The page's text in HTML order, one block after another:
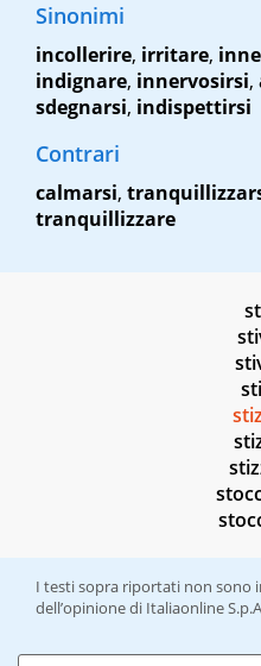
Sinonimi
incollerire, irritare,
indignare, innervosirsi,
sdegnarsi, indispettirsi
Contrari
calmarsi,
tranquillizzare
I testi sopra riportati non sono
dell’opinione di Italiaonline